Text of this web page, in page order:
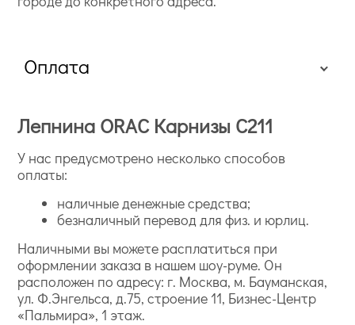
Оплата
Лепнина ORAC Карнизы C211
У нас предусмотрено несколько способов
оплаты:
наличные денежные средства;
безналичный перевод для физ. и юрлиц.
Наличными вы можете расплатиться при
оформлении заказа в нашем шоу-руме. Он
расположен по адресу: г. Москва, м. Бауманская,
ул. Ф.Энгельса, д.75, строение 11, Бизнес-Центр
«Пальмира», 1 этаж.